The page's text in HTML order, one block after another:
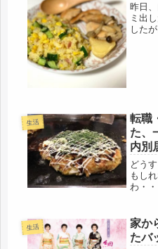
昨日
ミ出
した
生活
転職
た、
内別
が・
どう
もし
わ・
っと
起床
トが...
生活
家か
たバ